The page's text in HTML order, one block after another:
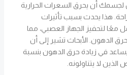
لجسمك أن يحرق السعرات الحرارية
هذا يحدث بسبب تأثيرات
معًا لتحفيز الجهاز العصبي، مما
الدهون. الأبحاث تشير إلى أن
في زيادة حرق الدهون بنسبة